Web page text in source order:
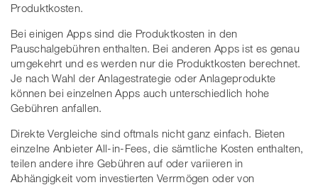
Produktkosten.
Bei einigen Apps sind die Produktkosten in den
Pauschalgebühren enthalten. Bei anderen Apps ist es genau
umgekehrt und es werden nur die Produktkosten berechnet.
Je nach Wahl der Anlagestrategie oder Anlageprodukte
können bei einzelnen Apps auch unterschiedlich hohe
Gebühren anfallen.
Direkte Vergleiche sind oftmals nicht ganz einfach. Bieten
einzelne Anbieter All-in-Fees, die sämtliche Kosten enthalten,
teilen andere ihre Gebühren auf oder variieren in
Abhängigkeit vom investierten Verrmögen oder von